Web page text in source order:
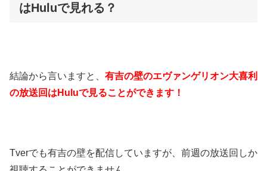
はHuluで見れる？
結論から言いますと、 有吉の壁のエヴァンゲリオン大喜利
の放送回はHuluで見ることができます！
Tverでも有吉の壁を配信していますが、前週の放送回しか